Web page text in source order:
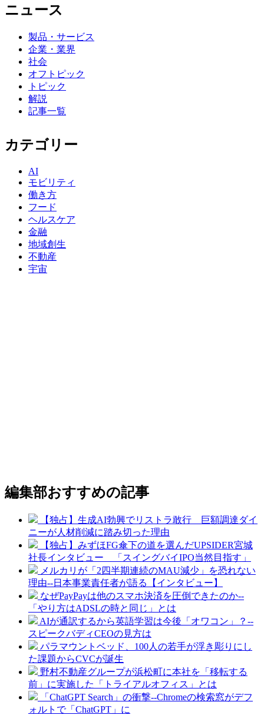
ニュース
製品・サービス
企業・業界
社会
オフトピック
トピック
解説
記事一覧
カテゴリー
AI
モビリティ
働き方
フード
ヘルスケア
金融
地域創生
不動産
宇宙
編集部おすすめの記事
【独占】生成AI勃興でリストラ敢行 巨額調達ダイ
ニーが人材削減に踏み切った理由
【独占】みずほFG傘下の道を選んだUPSIDER宮城
社長インタビュー 「スイングバイIPO当然目指す」
メルカリが「2四半期連続のMAU減少」を恐れない
理由--日本事業責任者が語る【インタビュー】
なぜPayPayは他のスマホ決済を圧倒できたのか--
「やり方はADSLの時と同じ」とは
AIが通訳するから英語学習は今後「オワコン」？--
スピークバディCEOの見方は
パラマウントベッド、100人の若手が浮き彫りにし
た課題からCVCが誕生
野村不動産グループが浜松町に本社を「移転する
前」に実施した「トライアルオフィス」とは
「ChatGPT Search」の衝撃--Chromeの検索窓がデフ
ォルトで「ChatGPT」に